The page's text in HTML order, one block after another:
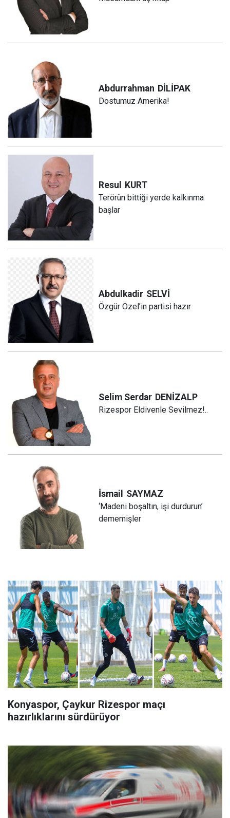
Abdurrahman DİLİPAK
Dostumuz Amerika!
Resul KURT
Terörün bittiği yerde kalkınma
başlar
Abdulkadir SELVİ
Özgür Özel’in partisi hazır
Selim Serdar DENİZALP
Rizespor Eldivenle Sevilmez!..
İsmail SAYMAZ
‘Madeni boşaltın, işi durdurun’
dememişler
Konyaspor, Çaykur Rizespor maçı
hazırlıklarını sürdürüyor